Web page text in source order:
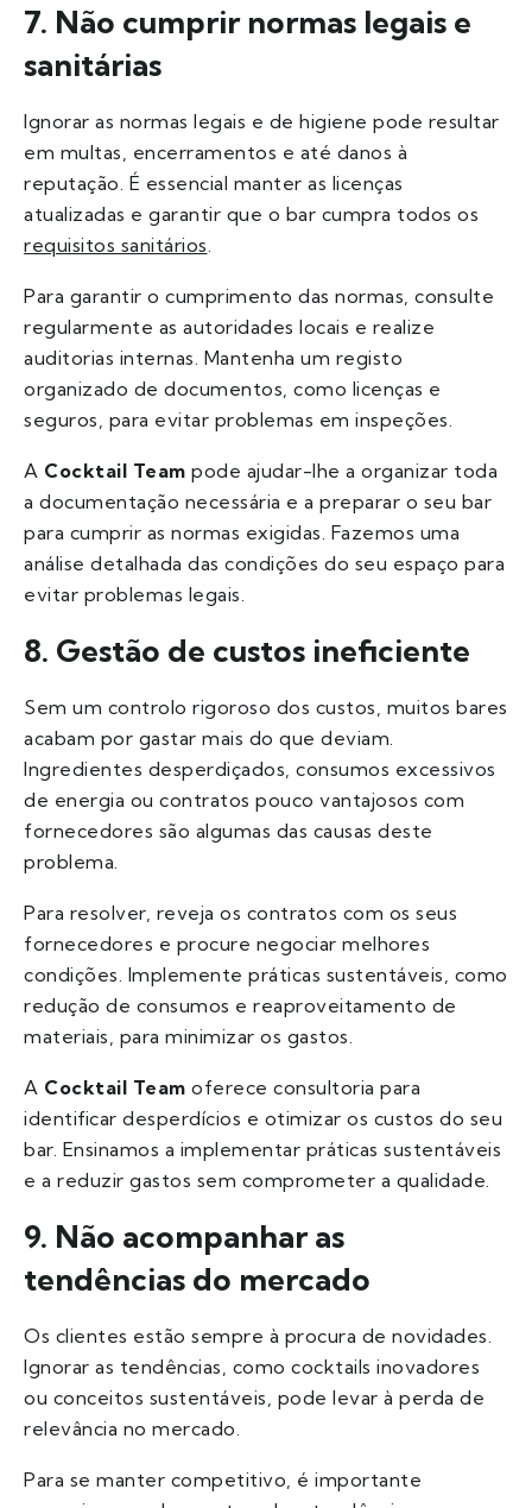
7. Não cumprir normas legais e
sanitárias
Ignorar as normas legais e de higiene pode resultar
em multas, encerramentos e até danos à
reputação. É essencial manter as licenças
atualizadas e garantir que o bar cumpra todos os
requisitos sanitários.
Para garantir o cumprimento das normas, consulte
regularmente as autoridades locais e realize
auditorias internas. Mantenha um registo
organizado de documentos, como licenças e
seguros, para evitar problemas em inspeções.
A Cocktail Team pode ajudar-lhe a organizar toda
a documentação necessária e a preparar o seu bar
para cumprir as normas exigidas. Fazemos uma
análise detalhada das condições do seu espaço para
evitar problemas legais.
8. Gestão de custos ineficiente
Sem um controlo rigoroso dos custos, muitos bares
acabam por gastar mais do que deviam.
Ingredientes desperdiçados, consumos excessivos
de energia ou contratos pouco vantajosos com
fornecedores são algumas das causas deste
problema.
Para resolver, reveja os contratos com os seus
fornecedores e procure negociar melhores
condições. Implemente práticas sustentáveis, como
redução de consumos e reaproveitamento de
materiais, para minimizar os gastos.
A Cocktail Team oferece consultoria para
identificar desperdícios e otimizar os custos do seu
bar. Ensinamos a implementar práticas sustentáveis
e a reduzir gastos sem comprometer a qualidade.
9. Não acompanhar as
tendências do mercado
Os clientes estão sempre à procura de novidades.
Ignorar as tendências, como cocktails inovadores
ou conceitos sustentáveis, pode levar à perda de
relevância no mercado.
Para se manter competitivo, é importante